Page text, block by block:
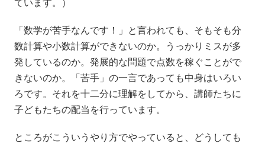
ています。）
「数学が苦手なんです！」と言われても、そもそも分
数計算や小数計算ができないのか。うっかりミスが多
発しているのか。発展的な問題で点数を稼ぐことがで
きないのか。「苦手」の一言であっても中身はいろい
ろです。それを十二分に理解をしてから、講師たちに
子どもたちの配当を行っています。
ところがこういうやり方でやっていると、どうしても